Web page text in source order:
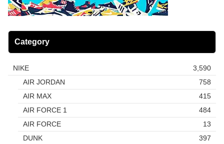
Category
NIKE
3,590
AIR JORDAN
758
AIR MAX
415
AIR FORCE 1
484
AIR FORCE
13
DUNK
397